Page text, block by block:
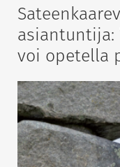
asiantuntija:
voi opetella